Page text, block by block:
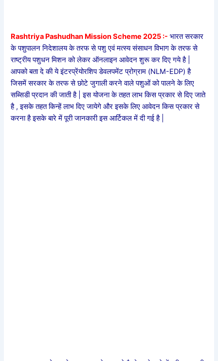
Rashtriya Pashudhan Mission Scheme 2025 :- भारत सरकार
के पशुपालन निदेशालय के तरफ से पशु एवं मत्स्य संसाधन विभाग के तरफ से
राष्ट्रीय पशुधन मिशन को लेकर ऑनलाइन आवेदन शुरू कर दिए गये है |
आपको बता दे की ये इंटरप्रेंयोरशिप डेवलपमेंट प्रोग्राम (NLM-EDP) है
जिसमें सरकार के तरफ से छोटे जुगाली करने वाले पशुओं को पालने के लिए
सब्सिडी प्रदान की जाती है | इस योजना के तहत लाभ किस प्रकार से दिए जाते
है , इसके तहत किन्हें लाभ दिए जायेगे और इसके लिए आवेदन किस प्रकार से
करना है इसके बारे में पूरी जानकारी इस आर्टिकल में दी गई है |